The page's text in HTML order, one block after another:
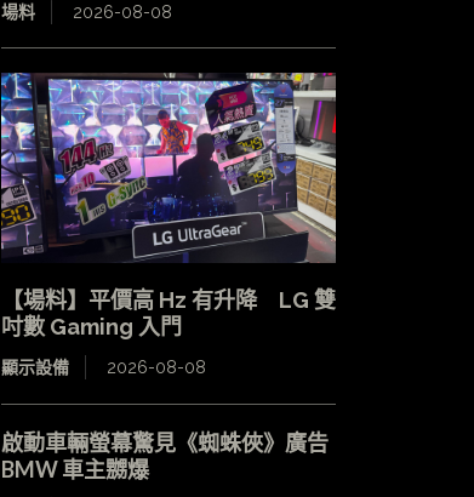
場料 2026-08-08
【場料】平價高 Hz 有升降 LG 雙
吋數 Gaming 入門
顯示設備 2026-08-08
啟動車輛螢幕驚見《蜘蛛俠》廣告
BMW 車主嬲爆